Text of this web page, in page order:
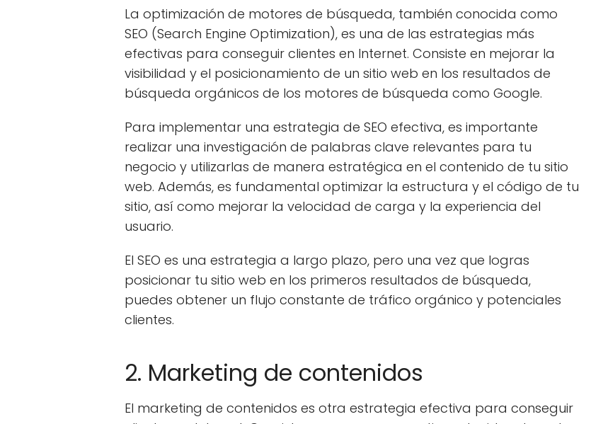
La optimización de motores de búsqueda, también conocida como
SEO (Search Engine Optimization), es una de las estrategias más
efectivas para conseguir clientes en Internet. Consiste en mejorar la
visibilidad y el posicionamiento de un sitio web en los resultados de
búsqueda orgánicos de los motores de búsqueda como Google.
Para implementar una estrategia de SEO efectiva, es importante
realizar una investigación de palabras clave relevantes para tu
negocio y utilizarlas de manera estratégica en el contenido de tu sitio
web. Además, es fundamental optimizar la estructura y el código de tu
sitio, así como mejorar la velocidad de carga y la experiencia del
usuario.
El SEO es una estrategia a largo plazo, pero una vez que logras
posicionar tu sitio web en los primeros resultados de búsqueda,
puedes obtener un flujo constante de tráfico orgánico y potenciales
clientes.
2. Marketing de contenidos
El marketing de contenidos es otra estrategia efectiva para conseguir